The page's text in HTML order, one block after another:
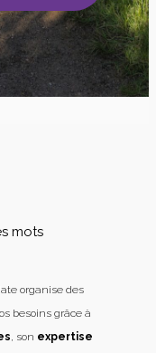
mots
organise des
besoins grâce à
, son expertise